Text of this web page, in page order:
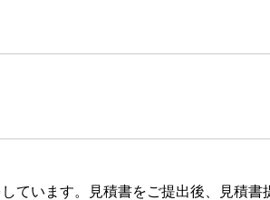
ています。見積書をご提出後、見積書